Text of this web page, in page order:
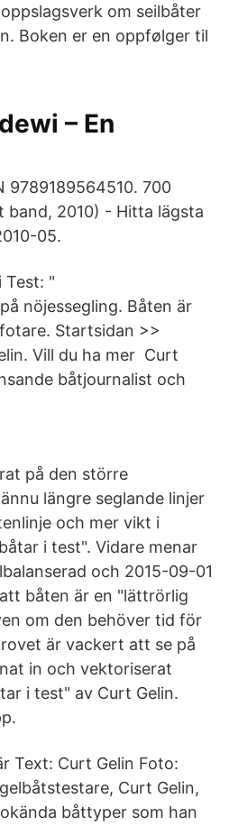
om seilbåter
Boken er en oppfølger til
– En
9789189564510. 700
band, 2010) - Hitta lägsta
05.
Test: "
nöjessegling. Båten är
Startsidan >>
Vill du ha mer Curt
båtjournalist och
på den större
längre seglande linjer
och mer vikt i
i test". Vidare menar
och 2015-09-01
båten är en "lättrörlig
om den behöver tid för
är vackert att se på
in och vektoriserat
i test" av Curt Gelin.
Text: Curt Gelin Foto:
Curt Gelin,
båttyper som han